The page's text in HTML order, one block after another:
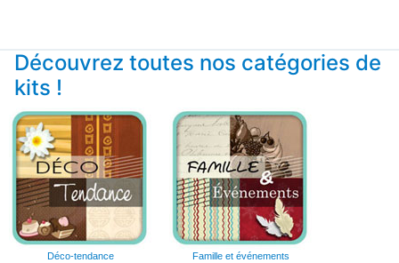
Découvrez toutes nos catégories de
kits !
Déco-tendance Famille et événements